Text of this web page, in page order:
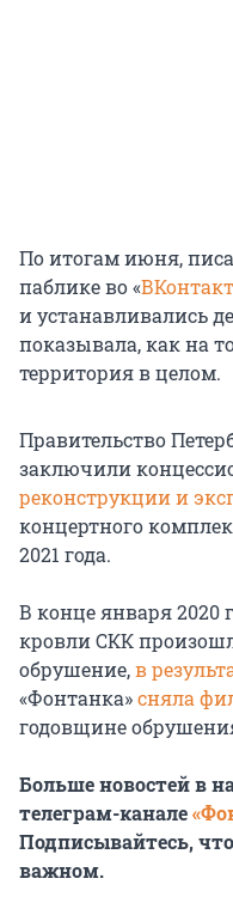
По итогам июня,
паблике во «
и устанавливались
показывала, как на
территория в целом.
Правительство
заключили
реконструкции и
концертного
2021 года.
В конце января 2020
кровли СКК
обрушение,в
«Фонтанка»сняла
годовщине
Больше новостей в
телеграм-канале
Подписывайтесь,
важном.